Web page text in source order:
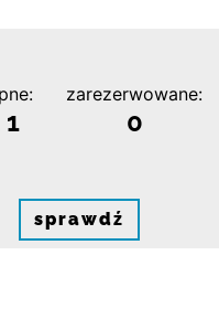
1
zarezerwowane:
0
sprawdź